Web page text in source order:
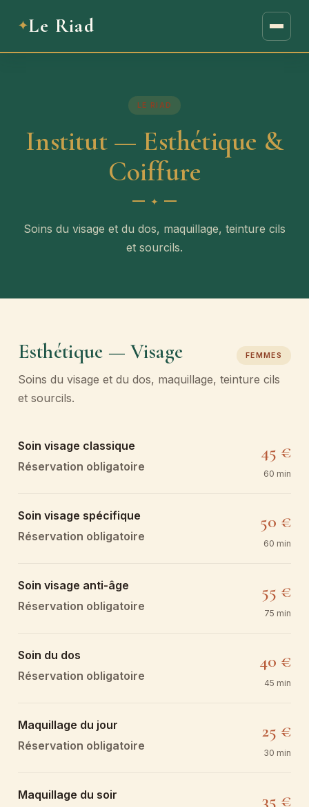
Le Riad
LE RIAD
Institut — Esthétique &
Coiffure
Soins du visage et du dos, maquillage, teinture cils
et sourcils.
Esthétique — Visage FEMMES
Soins du visage et du dos, maquillage, teinture cils
et sourcils.
Soin visage classique
Réservation obligatoire
45 €
60 min
Soin visage spécifique
Réservation obligatoire
50 €
60 min
Soin visage anti-âge
Réservation obligatoire
55 €
75 min
Soin du dos
Réservation obligatoire
40 €
45 min
Maquillage du jour
Réservation obligatoire
25 €
30 min
Maquillage du soir
35 €